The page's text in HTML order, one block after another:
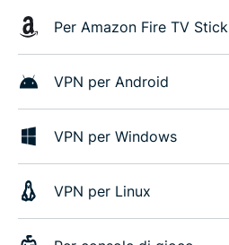
Per Amazon Fire TV Stick
VPN per Android
VPN per Windows
VPN per Linux